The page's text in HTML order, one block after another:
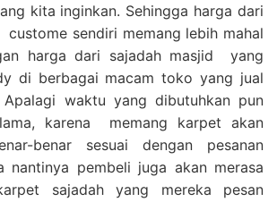
kita inginkan. Sehingga harga dari
custome sendiri memang lebih mahal
harga dari sajadah masjid yang
di berbagai macam toko yang jual
Apalagi waktu yang dibutuhkan pun
karena memang karpet akan
benar sesuai dengan pesanan
nantinya pembeli juga akan merasa
sajadah yang mereka pesan